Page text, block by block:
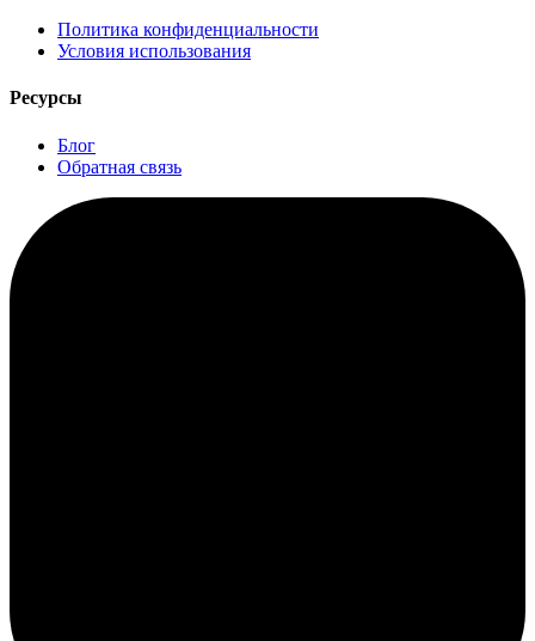
Политика конфиденциальности
Условия использования
Ресурсы
Блог
Обратная связь